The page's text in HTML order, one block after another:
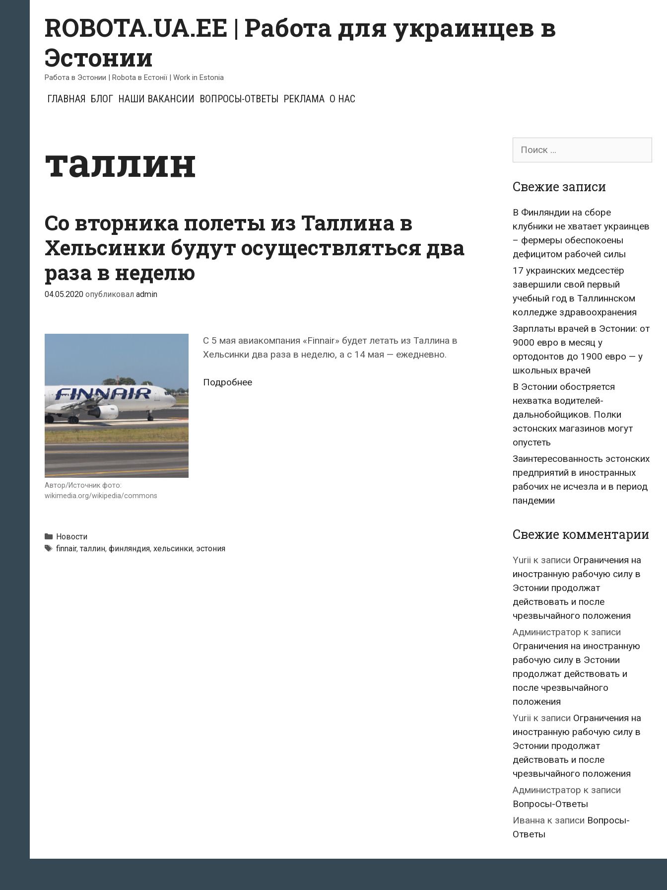
content
ROBOTA.UA.EE | Работа для украинцев в
Эстонии
Работа в Эстонии | Robota в Естонії | Work in Estonia
ГЛАВНАЯ БЛОГ НАШИ ВАКАНСИИ ВОПРОСЫ-ОТВЕТЫ РЕКЛАМА О НАС
таллин
Со вторника полеты из Таллина в
Хельсинки будут осуществляться два
раза в неделю
04.05.2020 опубликовал admin
Автор/Источник фото:
wikimedia.org/wikipedia/commons
С 5 мая авиакомпания «Finnair» будет летать из Таллина в
Хельсинки два раза в неделю, а с 14 мая — ежедневно.
ПодробнееСо
Рубрики
Новости
Теги
finnair,таллин, финляндия, хельсинки, эстония
Поиск
Свежие записи
В Финляндии на сборе
клубники не хватает украинцев
– фермеры обеспокоены
дефицитом рабочей силы
17 украинских медсестёр
завершили свой первый
учебный год в Таллиннском
колледже здравоохранения
Зарплаты врачей в Эстонии: от
9000 евро в месяц у
ортодонтов до 1900 евро — у
школьных врачей
В Эстонии обостряется
нехватка водителей-
дальнобойщиков. Полки
эстонских магазинов могут
опустеть
Заинтересованность эстонских
предприятий в иностранных
рабочих не исчезла и в период
пандемии
Свежие комментарии
Yurii к записи Ограничения на
иностранную рабочую силу в
Эстонии продолжат
действовать и после
чрезвычайного положения
Администратор к записи
Ограничения на иностранную
рабочую силу в Эстонии
продолжат действовать и
после чрезвычайного
положения
Yurii к записи Ограничения на
иностранную рабочую силу в
Эстонии продолжат
действовать и после
чрезвычайного положения
Администратор к записи
Вопросы-Ответы
Иванна к записи Вопросы-
Ответы